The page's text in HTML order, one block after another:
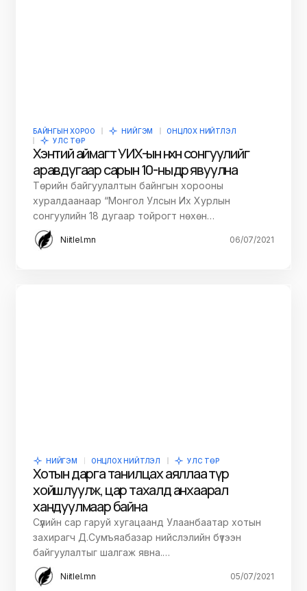
БАЙНГЫН ХОРОО НИЙГЭМ
ОНЦЛОХ НИЙТЛЭЛ
УЛС ТӨР
Хэнтий аймагт УИХ-ын нөхөн сонгуулийг
аравдугаар сарын 10-ны өдөр явуулна
Төрийн байгуулалтын байнгын хорооны
хуралдаанаар “Монгол Улсын Их Хурлын
сонгуулийн 18 дугаар тойрогт нөхөн…
Niitlel.mn 06/07/2021
НИЙГЭМ ОНЦЛОХ НИЙТЛЭЛ УЛС ТӨР
Хотын дарга танилцах аяллаа түр
хойшлуулж, цар тахалд анхаарал
хандуулмаар байна
Сүүлийн сар гаруй хугацаанд Улаанбаатар хотын
захирагч Д.Сумъяабазар нийслэлийн бүтээн
байгуулалтыг шалгаж явна.…
Niitlel.mn 05/07/2021